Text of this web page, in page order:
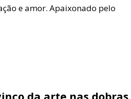
e amor. Apaixonado pelo
da arte nas dobras